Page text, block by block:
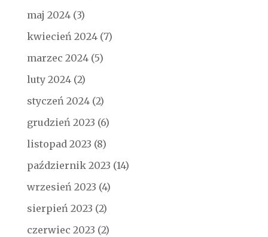
maj 2024(3)
kwiecień 2024(7)
marzec 2024(5)
luty 2024(2)
styczeń 2024(2)
grudzień 2023 (6)
listopad 2023 (8)
październik 2023 (14)
wrzesień 2023 (4)
sierpień 2023 (2)
czerwiec 2023 (2)